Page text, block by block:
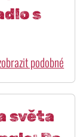
s
podobné
světa